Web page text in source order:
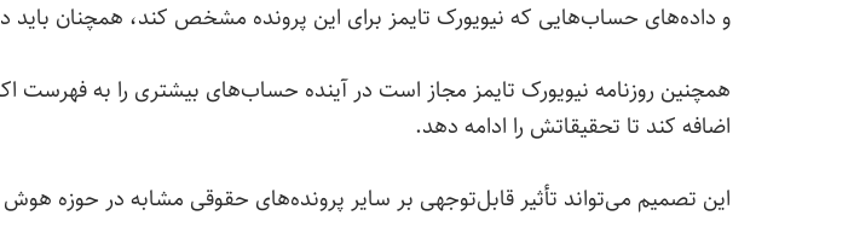
و داده‌های حساب‌هایی که نیویورک تایمز برای این پرونده مشخص کند، همچنان باید در
همچنین روزنامه نیویورک تایمز مجاز است در آینده حساب‌های بیشتری را به فهرست
اضافه کند تا تحقیقاتش را ادامه دهد.
این تصمیم می‌تواند تأثیر قابل‌توجهی بر سایر پرونده‌های حقوقی مشابه در حوزه